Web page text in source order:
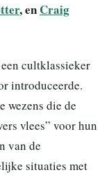
, en Craig
cultklassieker
introduceerde.
wezens die de
vlees” voor hun
van de
situaties met